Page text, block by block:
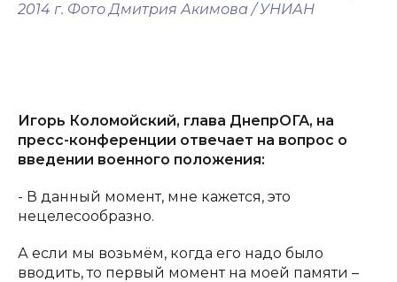
2014 г. Фото Дмитрия Акимова / УНИАН
Игорь Коломойский, глава ДнепрОГА, на
пресс-конференции отвечает на вопрос о
введении военного положения:
- В данный момент, мне кажется, это
нецелесообразно.
А если мы возьмём, когда его надо было
вводить, то первый момент на моей памяти –